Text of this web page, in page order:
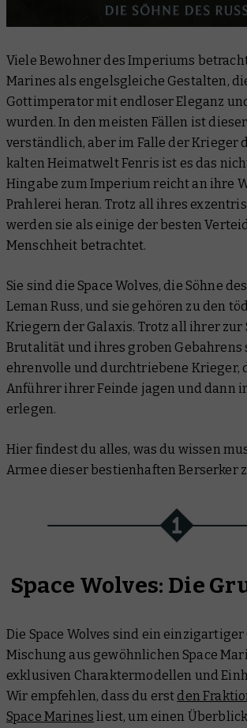
Viele Bewohner des Imperiums
Marines als engelsgleiche Gestalten,
Gottimperator mit endloser Eleganz
wurden. In den meisten Fällen ist
verständlich, aber im Falle der Krieger
kalten Heimatwelt Fenris ist es das
Hingabe zum Imperium reicht an ihre
Prahlerei heran. Trotz all ihres
werden sie als einige der besten
Menschheit betrachtet.
Sie sind die Space Wolves, die Söhne
Leman Russ, und sie gehören zu den
Kriegern der Galaxis. Trotz all ihrer zur
Brutalität und ihres groben Gebahrens
ehrenvolle und durchtriebene Krieger,
Anführer ihrer Feinde jagen und dann
erlegen.
Hier findest du alles, was du wissen
Armee dieser bestienhaften Berserker
Space Wolves: Die
Die Space Wolves sind ein
Mischung aus gewöhnlichen Space
exklusiven Charaktermodellen und
Wir empfehlen, dass du erst den
Space Marines liest, um einen